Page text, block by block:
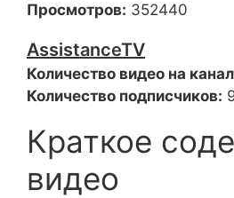
Просмотров: 352440
AssistanceTV
Количество видео на
Количество подписчиков:
Краткое
видео